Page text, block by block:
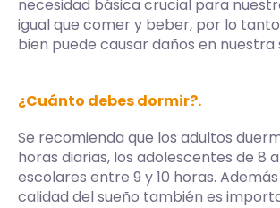
necesidad básica crucial para
igual que comer y beber, por lo
bien puede causar daños en nuestra
¿Cuánto debes dormir?.
Se recomienda que los adultos
horas diarias, los adolescentes de 8
escolares entre 9 y 10 horas.
calidad del sueño también es